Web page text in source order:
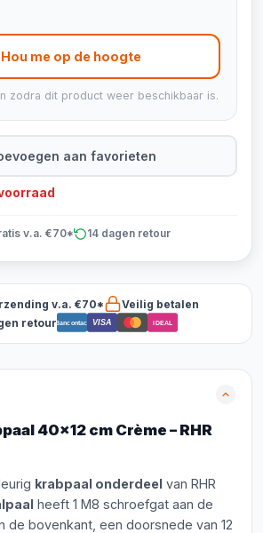
Hou me op de hoogte
zodra dit product weer beschikbaar is.
aan favorieten
v.a. €70* 14 dagen retour
v.a. €70*
Veilig betalen
retourBancontact VISA iDEAL
40x12 cm Crème – RHR
krabpaal onderdeel van RHR
heeft 1 M8 schroefgat aan de
de bovenkant, een doorsnede van 12